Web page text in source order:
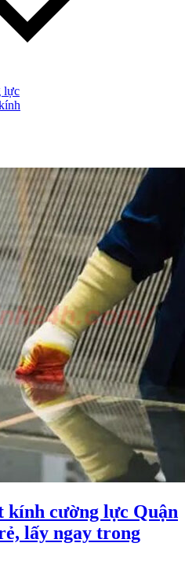
lực
kính cường lực Quận
lấy ngay trong